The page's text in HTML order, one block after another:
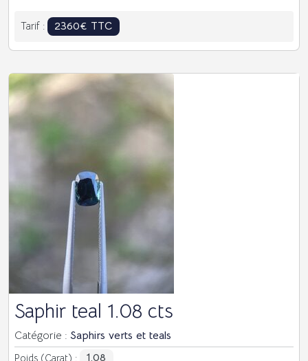
Tarif : 2360€ TTC
Saphir teal 1.08 cts
Catégorie : Saphirs verts et teals
Poids (Carat) : 1.08